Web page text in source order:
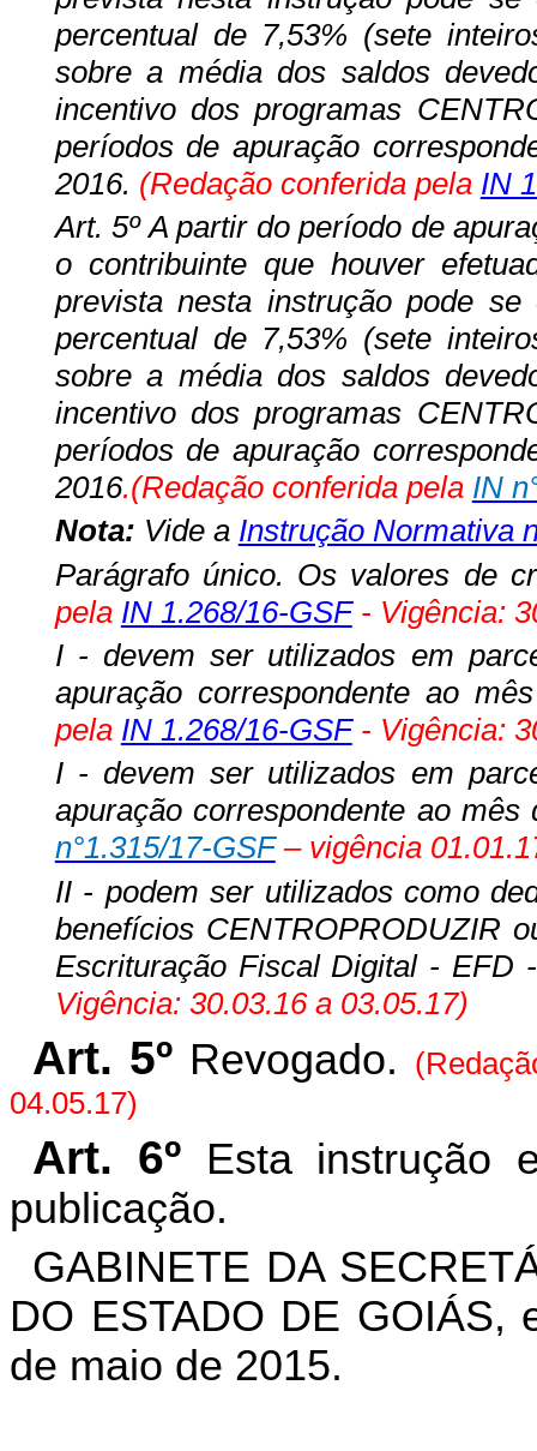
percentual de 7,53% (sete
sobre a média dos saldos
incentivo dos programas
períodos de apuração
2016. (Redação conferida pela IN
Art. 5º A partir do período de
o contribuinte que houver
prevista nesta instrução pode
percentual de 7,53% (sete
sobre a média dos saldos
incentivo dos programas
períodos de apuração
2016.(Redação conferida pela IN
Nota: Vide a Instrução Normativa
Parágrafo único. Os valores de
pela IN 1.268/16-GSF- Vigência:
I - devem ser utilizados em
apuração correspondente ao
pela IN 1.268/16-GSF- Vigência:
I - devem ser utilizados em
apuração correspondente ao mês
n°1.315/17-GSF– vigência
II - podem ser utilizados como
benefícios CENTROPRODUZIR
Escrituração Fiscal Digital - EFD
Vigência: 30.03.16 a 03.05.17)
Art. 5º Revogado.
04.05.17)
Art. 6º Esta instrução
publicação.
GABINETE DA
DO ESTADO DE GOIÁS,
de maio de 2015.